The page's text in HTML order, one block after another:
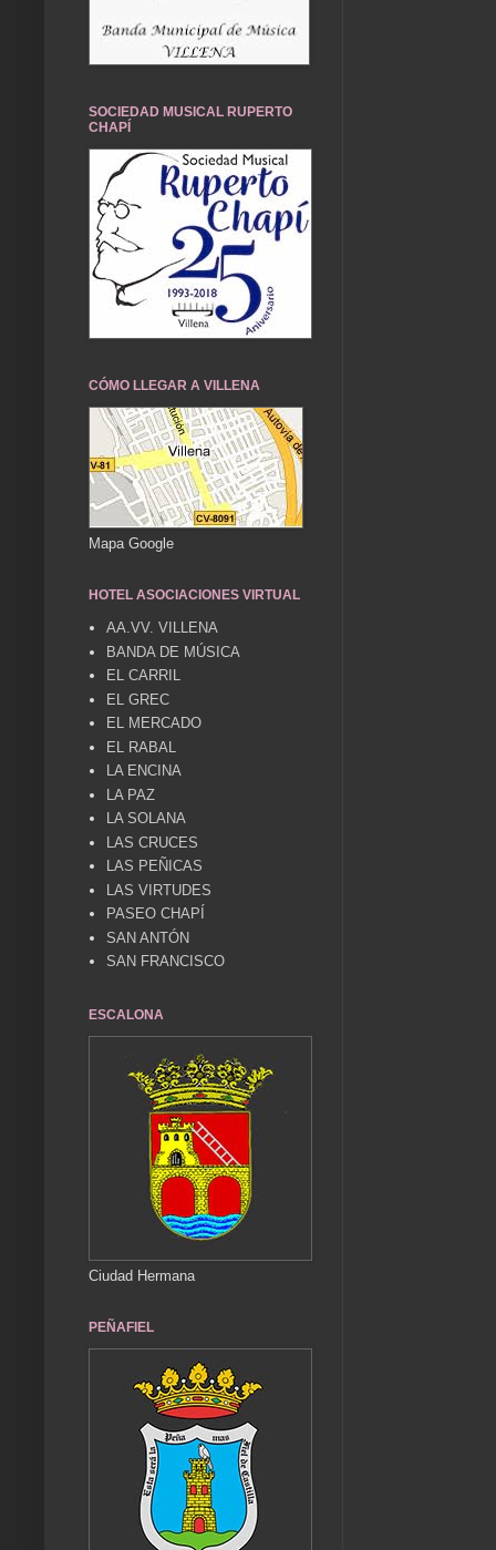
SOCIEDAD MUSICAL RUPERTO
CHAPÍ
CÓMO LLEGAR A VILLENA
Mapa Google
HOTEL ASOCIACIONES VIRTUAL
AA.VV. VILLENA
BANDA DE MÚSICA
EL CARRIL
EL GREC
EL MERCADO
EL RABAL
LA ENCINA
LA PAZ
LA SOLANA
LAS CRUCES
LAS PEÑICAS
LAS VIRTUDES
PASEO CHAPÍ
SAN ANTÓN
SAN FRANCISCO
ESCALONA
Ciudad Hermana
PEÑAFIEL